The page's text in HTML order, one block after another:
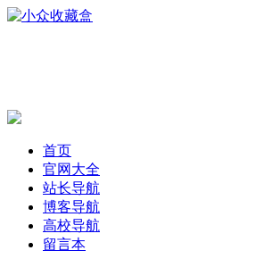
首页
官网大全
站长导航
博客导航
高校导航
留言本